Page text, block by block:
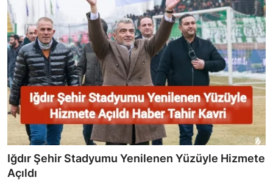
Iğdır Şehir Stadyumu Yenilenen Yüzüyle Hizmete
Açıldı